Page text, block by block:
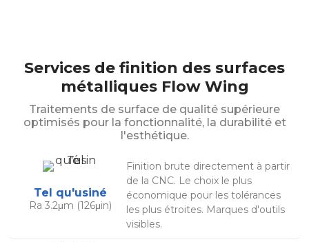
Services de finition des surfaces
métalliques Flow Wing
Traitements de surface de qualité supérieure
optimisés pour la fonctionnalité, la durabilité et
l'esthétique.
Tel qu'usiné
Ra 3.2μm (126μin)
Finition brute directement à partir
de la CNC. Le choix le plus
économique pour les tolérances
les plus étroites. Marques d'outils
visibles.